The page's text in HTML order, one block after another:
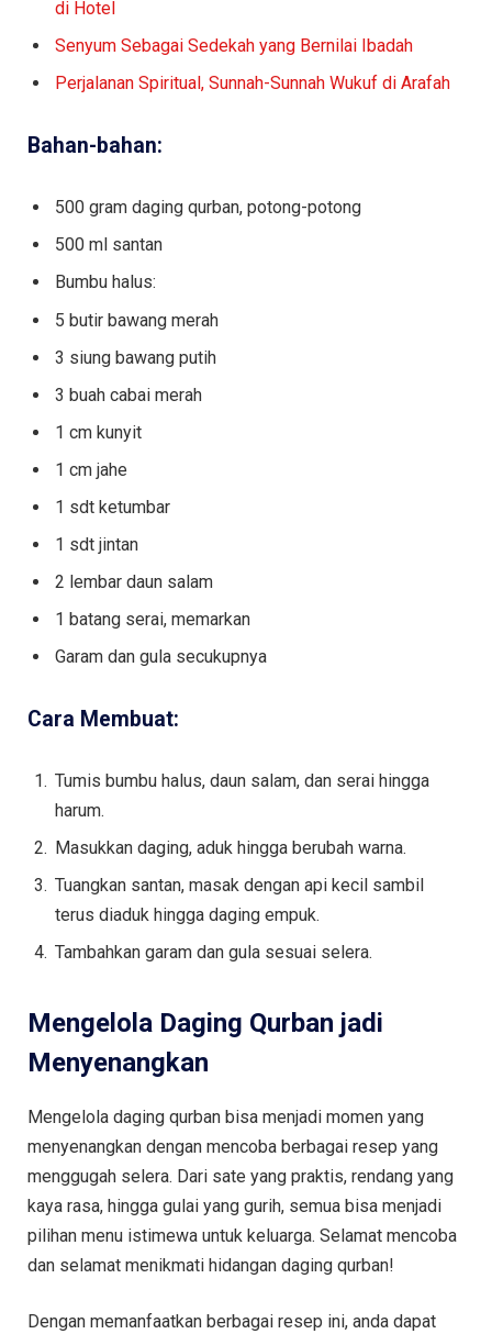
di Hotel
Senyum Sebagai Sedekah yang Bernilai Ibadah
Perjalanan Spiritual, Sunnah-Sunnah Wukuf di Arafah
Bahan-bahan:
500 gram daging qurban, potong-potong
500 ml santan
Bumbu halus:
5 butir bawang merah
3 siung bawang putih
3 buah cabai merah
1 cm kunyit
1 cm jahe
1 sdt ketumbar
1 sdt jintan
2 lembar daun salam
1 batang serai, memarkan
Garam dan gula secukupnya
Cara Membuat:
Tumis bumbu halus, daun salam, dan serai hingga
harum.
Masukkan daging, aduk hingga berubah warna.
Tuangkan santan, masak dengan api kecil sambil
terus diaduk hingga daging empuk.
Tambahkan garam dan gula sesuai selera.
Mengelola Daging Qurban jadi
Menyenangkan
Mengelola daging qurban bisa menjadi momen yang
menyenangkan dengan mencoba berbagai resep yang
menggugah selera. Dari sate yang praktis, rendang yang
kaya rasa, hingga gulai yang gurih, semua bisa menjadi
pilihan menu istimewa untuk keluarga. Selamat mencoba
dan selamat menikmati hidangan daging qurban!
Dengan memanfaatkan berbagai resep ini, anda dapat